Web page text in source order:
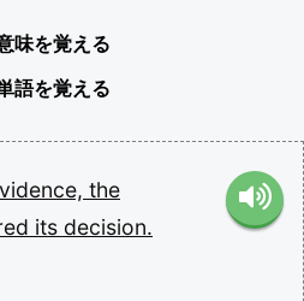
味を覚える
語を覚える
the
its decision.